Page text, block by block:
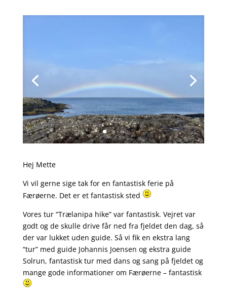
Hej Mette
Vi vil gerne sige tak for en fantastisk ferie på
Færøerne. Det er et fantastisk sted
Vores tur “Trælanipa hike” var fantastisk. Vejret var
godt og de skulle drive får ned fra fjeldet den dag, så
der var lukket uden guide. Så vi fik en ekstra lang
“tur” med guide Johannis Joensen og ekstra guide
Solrun, fantastisk tur med dans og sang på fjeldet og
mange gode informationer om Færøerne – fantastisk